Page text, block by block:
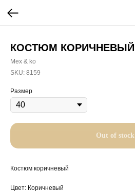
КОСТЮМ КОРИЧНЕВЫЙ
Mex & ko
SKU: 8159
Размер
Out of stock
Костюм коричневый
Цвет: Коричневый